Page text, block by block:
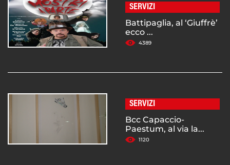
SERVIZI
Battipaglia, al ‘Giuffrè’
ecco ...
4389
SERVIZI
Bcc Capaccio-
Paestum, al via la...
1120